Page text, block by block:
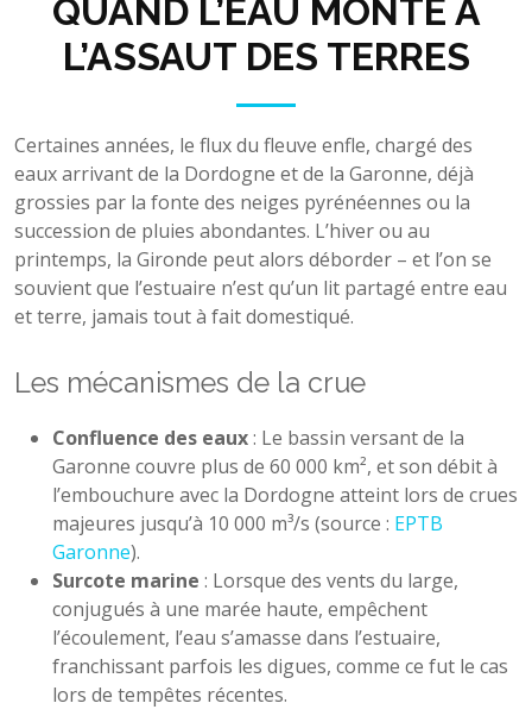
QUAND L’EAU MONTE À
L’ASSAUT DES TERRES
Certaines années, le flux du fleuve enfle, chargé des
eaux arrivant de la Dordogne et de la Garonne, déjà
grossies par la fonte des neiges pyrénéennes ou la
succession de pluies abondantes. L’hiver ou au
printemps, la Gironde peut alors déborder – et l’on se
souvient que l’estuaire n’est qu’un lit partagé entre eau
et terre, jamais tout à fait domestiqué.
Les mécanismes de la crue
Confluence des eaux: Le bassin versant de la
Garonne couvre plus de 60 000 km², et son débit à
l’embouchure avec la Dordogne atteint lors de crues
majeures jusqu’à 10 000 m³/s (source : EPTB
Garonne).
Surcote marine : Lorsque des vents du large,
conjugués à une marée haute, empêchent
l’écoulement, l’eau s’amasse dans l’estuaire,
franchissant parfois les digues, comme ce fut le cas
lors de tempêtes récentes.